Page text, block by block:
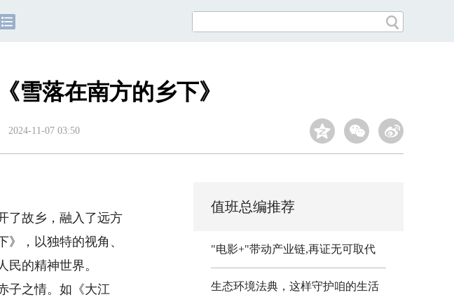
落在南方的乡下》
2024-11-07 03:50
了故乡，融入了远方
，以独特的视角、
的精神世界。
子之情。如《大江
值班总编推荐
"电影+"带动产业链,再证无可取代
生态环境法典，这样守护咱的生活